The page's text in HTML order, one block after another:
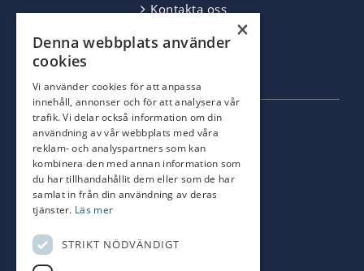
Kontakta oss
GDPR
SOCIALA MEDIER
ETU på facebook
ETU på Instagram
×
Denna webbplats använder
cookies
Vi använder cookies för att anpassa
innehåll, annonser och för att analysera vår
trafik. Vi delar också information om din
användning av vår webbplats med våra
reklam- och analyspartners som kan
kombinera den med annan information som
du har tillhandahållit dem eller som de har
samlat in från din användning av deras
tjänster. Läs mer
STRIKT NÖDVÄNDIGT